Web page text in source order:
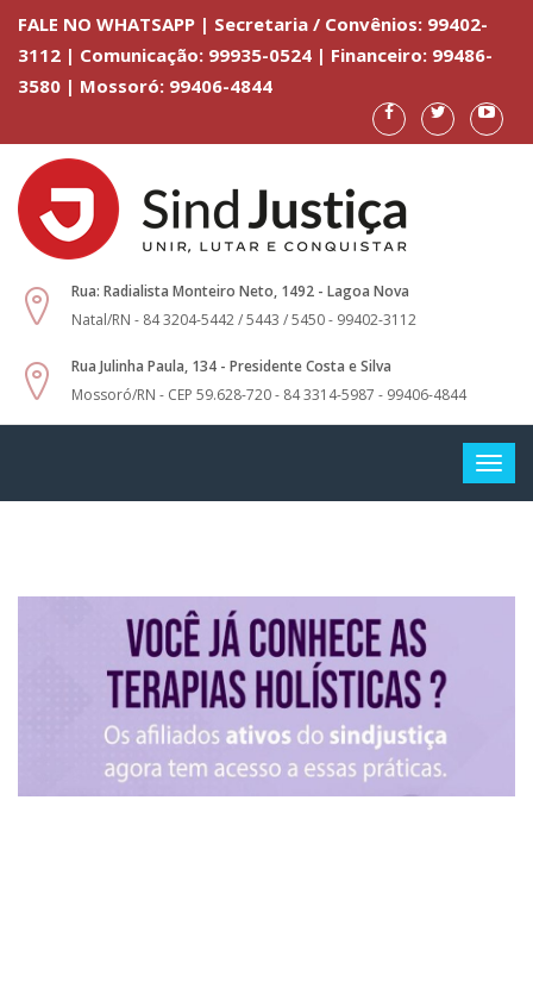
FALE NO WHATSAPP | Secretaria / Convênios: 99402-
3112 | Comunicação: 99935-0524 | Financeiro: 99486-
3580 | Mossoró: 99406-4844
Rua: Radialista Monteiro Neto, 1492 - Lagoa Nova
Natal/RN - 84 3204-5442 / 5443 / 5450 - 99402-3112
Rua Julinha Paula, 134 - Presidente Costa e Silva
Mossoró/RN - CEP 59.628-720 - 84 3314-5987 - 99406-4844